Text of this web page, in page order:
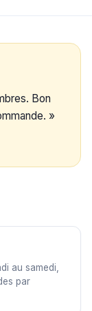
Bon
»
au samedi,
par